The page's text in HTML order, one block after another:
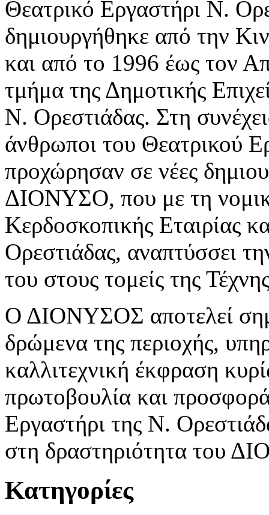
Θεατρικό Εργαστήρι Ν.
δημιουργήθηκε από την
και από το 1996 έως τον
τμήμα της Δημοτικής
Ν. Ορεστιάδας. Στη
άνθρωποι του Θεατρικού
προχώρησαν σε νέες
ΔΙΟΝΥΣΟ, που με τη
Κερδοσκοπικής Εταιρίας
Ορεστιάδας, αναπτύσσει
του στους τομείς της
Ο ΔΙΟΝΥΣΟΣ αποτελεί
δρώμενα της περιοχής,
καλλιτεχνική έκφραση
πρωτοβουλία και
Εργαστήρι της Ν.
στη δραστηριότητα του
Κατηγορίες